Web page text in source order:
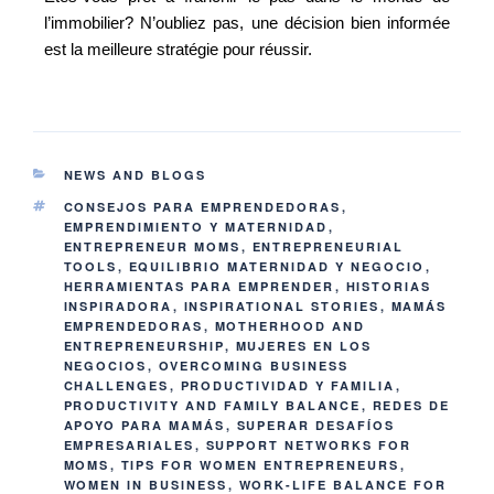
l’immobilier? N’oubliez pas, une décision bien informée
est la meilleure stratégie pour réussir.
NEWS AND BLOGS
CONSEJOS PARA EMPRENDEDORAS ,
EMPRENDIMIENTO Y MATERNIDAD ,
ENTREPRENEUR MOMS , ENTREPRENEURIAL
TOOLS , EQUILIBRIO MATERNIDAD Y NEGOCIO ,
HERRAMIENTAS PARA EMPRENDER , HISTORIAS
INSPIRADORA , INSPIRATIONAL STORIES , MAMÁS
EMPRENDEDORAS , MOTHERHOOD AND
ENTREPRENEURSHIP, MUJERES EN LOS
NEGOCIOS , OVERCOMING BUSINESS
CHALLENGES , PRODUCTIVIDAD Y FAMILIA ,
PRODUCTIVITY AND FAMILY BALANCE , REDES DE
APOYO PARA MAMÁS , SUPERAR DESAFÍOS
EMPRESARIALES , SUPPORT NETWORKS FOR
MOMS , TIPS FOR WOMEN ENTREPRENEURS ,
WOMEN IN BUSINESS , WORK-LIFE BALANCE FOR